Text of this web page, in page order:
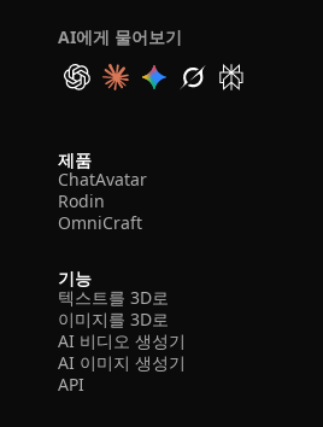
AI에게 물어보기
제품
ChatAvatar
Rodin
OmniCraft
기능
텍스트를 3D로
이미지를 3D로
AI 비디오 생성기
AI 이미지 생성기
API